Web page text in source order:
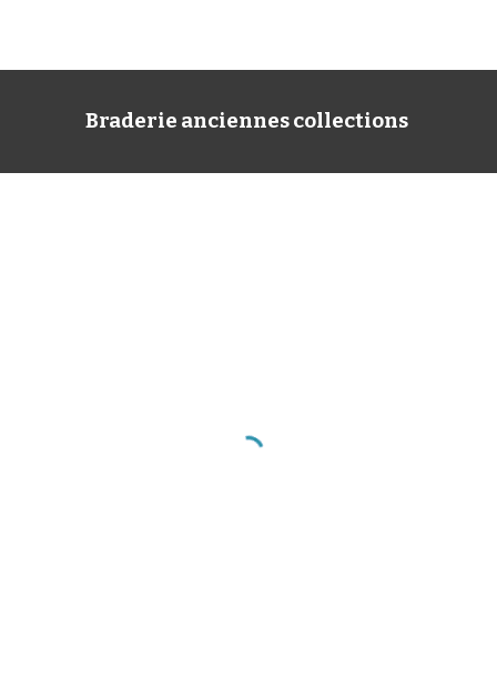
Braderie anciennes collections